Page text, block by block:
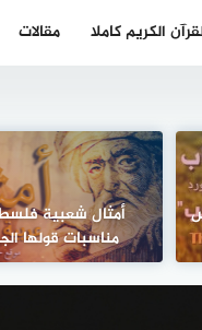
الكريم كاملا مقالات
أمثال شعبية
مناسبات قولها